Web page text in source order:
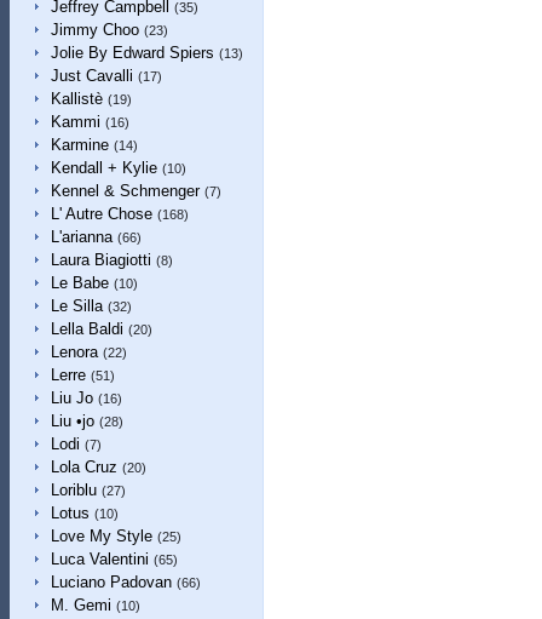
Jeffrey Campbell (35)
Jimmy Choo (23)
Jolie By Edward Spiers (13)
Just Cavalli (17)
Kallistè (19)
Kammi (16)
Karmine (14)
Kendall + Kylie (10)
Kennel & Schmenger (7)
L' Autre Chose (168)
L'arianna (66)
Laura Biagiotti (8)
Le Babe (10)
Le Silla (32)
Lella Baldi (20)
Lenora (22)
Lerre (51)
Liu Jo (16)
Liu •jo (28)
Lodi (7)
Lola Cruz (20)
Loriblu (27)
Lotus (10)
Love My Style (25)
Luca Valentini (65)
Luciano Padovan (66)
M. Gemi (10)